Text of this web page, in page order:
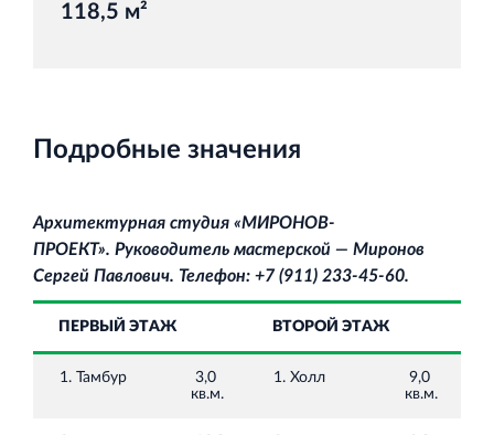
Кингисепп
Испытательный комплекс ПКТИ
Многофункцинальный испытательный комплекс
118,5 м²
Подробные значения
Архитектурная студия «МИРОНОВ‐
ПРОЕКТ». Руководитель мастерской — Миронов
Сергей Павлович. Телефон: +7 (911) 233‐45‐60.
ПЕРВЫЙ ЭТАЖ ВТОРОЙ ЭТАЖ
1. Тамбур
3,0
кв.м.
1. Холл
9,0
кв.м.